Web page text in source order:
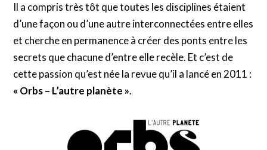
Il a compris très tôt que toutes les disciplines étaient
d’une façon ou d’une autre interconnectées entre elles
et cherche en permanence à créer des ponts entre les
secrets que chacune d’entre elle recèle. Et c’est de
cette passion qu’est née la revue qu’il a lancé en 2011 :
« Orbs – L’autre planète ».